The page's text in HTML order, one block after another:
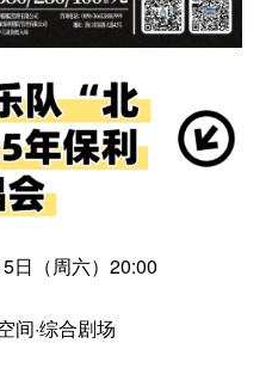
（周六）20:00
·综合剧场